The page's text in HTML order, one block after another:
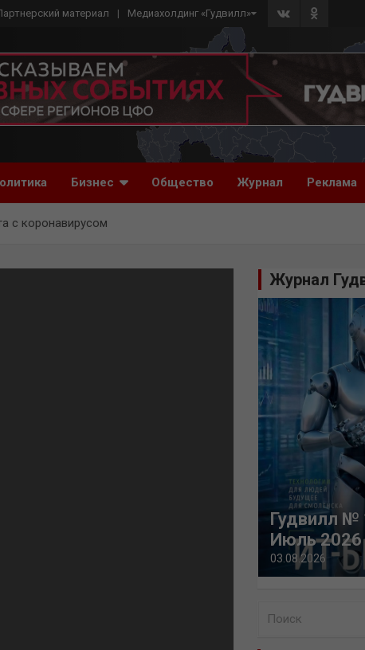
материал Медиахолдинг «Гудвилл»
Бизнес Общество Журнал Реклама
с коронавирусом
Журнал
Гудвилл №
Июль 2026
03.08.2026